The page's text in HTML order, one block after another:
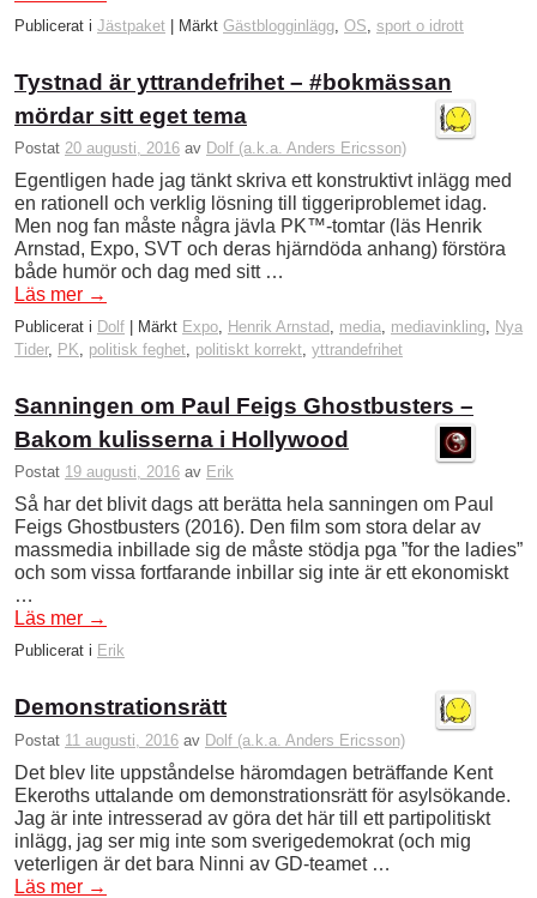
Publicerat i Jästpaket | Märkt Gästblogginlägg OS sport o idrott
Tystnad är yttrandefrihet – #bokmässan
mördar sitt eget tema
Postat 20 augusti, 2016 av Dolf (a.k.a. Anders Ericsson)
Egentligen hade jag tänkt skriva ett konstruktivt inlägg med
en rationell och verklig lösning till tiggeriproblemet idag.
Men nog fan måste några jävla PK™-tomtar (läs Henrik
Arnstad, Expo, SVT och deras hjärndöda anhang) förstöra
både humör och dag med sitt …
Läs mer →
Publicerat i Dolf Märkt Expo Henrik Arnstad media mediavinkling
Nya
Tider, PK politisk feghet politiskt korrekt yttrandefrihet
Sanningen om Paul Feigs Ghostbusters –
Bakom kulisserna i Hollywood
Postat 19 augusti, 2016 av Erik
Så har det blivit dags att berätta hela sanningen om Paul
Feigs Ghostbusters (2016). Den film som stora delar av
massmedia inbillade sig de måste stödja pga ”for the ladies”
och som vissa fortfarande inbillar sig inte är ett ekonomiskt
…
Läs mer →
Publicerat i Erik
Demonstrationsrätt
Postat 11 augusti, 2016 av Dolf (a.k.a. Anders Ericsson)
Det blev lite uppståndelse häromdagen beträffande Kent
Ekeroths uttalande om demonstrationsrätt för asylsökande.
Jag är inte intresserad av göra det här till ett partipolitiskt
inlägg, jag ser mig inte som sverigedemokrat (och mig
veterligen är det bara Ninni av GD-teamet …
Läs mer →